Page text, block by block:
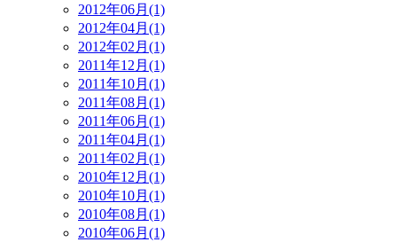
2012年06月(1)
2012年04月(1)
2012年02月(1)
2011年12月(1)
2011年10月(1)
2011年08月(1)
2011年06月(1)
2011年04月(1)
2011年02月(1)
2010年12月(1)
2010年10月(1)
2010年08月(1)
2010年06月(1)